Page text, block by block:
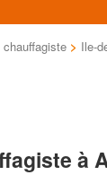
chauffagiste > Ile-
à